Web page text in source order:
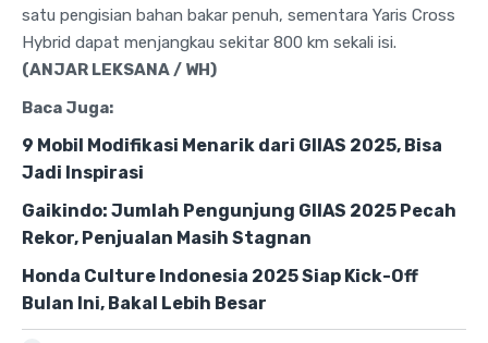
satu pengisian bahan bakar penuh, sementara Yaris Cross
Hybrid dapat menjangkau sekitar 800 km sekali isi.
(ANJAR LEKSANA / WH)
Baca Juga:
9 Mobil Modifikasi Menarik dari GIIAS 2025, Bisa
Jadi Inspirasi
Gaikindo: Jumlah Pengunjung GIIAS 2025 Pecah
Rekor, Penjualan Masih Stagnan
Honda Culture Indonesia 2025 Siap Kick-Off
Bulan Ini, Bakal Lebih Besar